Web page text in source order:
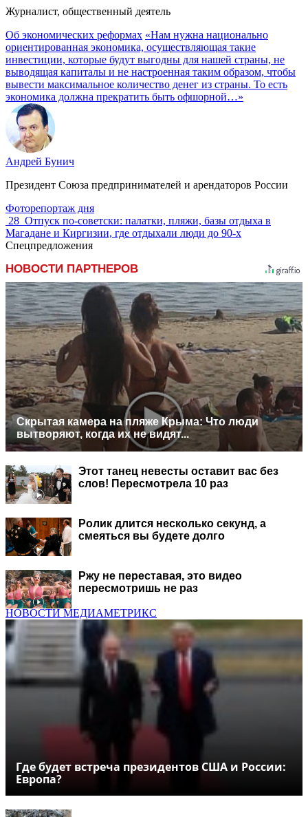
Журналист, общественный деятель
Об экономических реформах «Нам нужна национально
ориентированная экономика, осуществляющая такие
инвестиции, которые будут выгодны для нашей страны, не
выводящая капиталы и не настроенная таким образом, чтобы
вывести максимальное количество денег из страны. То есть
экономика должна прекратить быть офшорной…»
Андрей Бунич
Президент Союза предпринимателей и арендаторов России
Фоторепортаж дня
28 Отпуск по‑советски: палатки, пляжи, базы отдыха в
Магадане и Киргизии, где отдыхали люди до 90-х
Спецпредложения
НОВОСТИ ПАРТНЕРОВ
Скрытая камера на пляже Крыма: Что люди
вытворяют, когда их не видят...
Этот танец невесты оставит вас без
слов! Пересмотрела 10 раз
Ролик длится несколько секунд, а
смеяться вы будете долго
Ржу не переставая, это видео
пересмотришь не раз
НОВОСТИ МЕДИАМЕТРИКС
Где будет встреча президентов США и России:
Европа?